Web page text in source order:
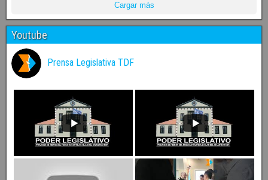
Cargar más
Youtube
Prensa Legislativa TDF